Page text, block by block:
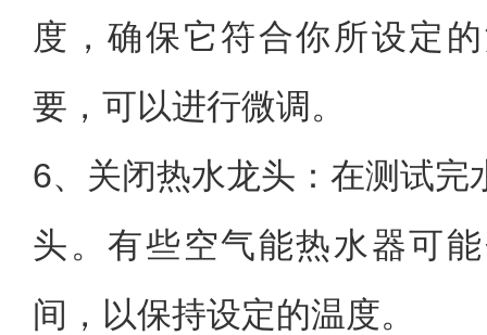
度，确保它符合你所设定
要，可以进行微调。
6、关闭热水龙头：在测试完
头。有些空气能热水器可
间，以保持设定的温度。